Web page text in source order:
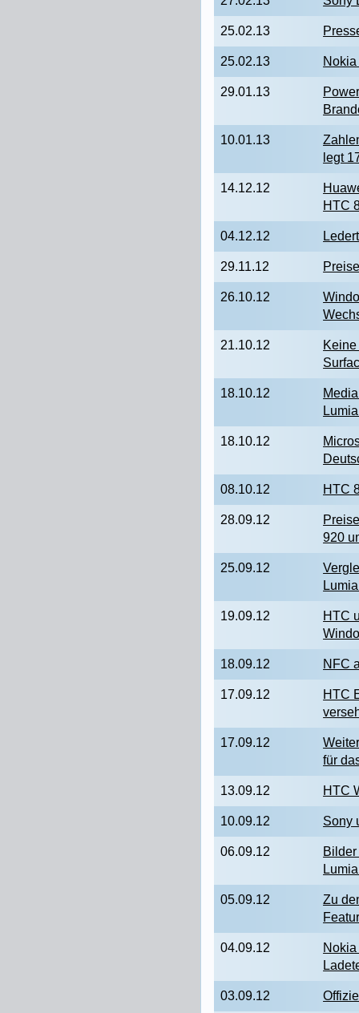
25.02.13
25.02.13
29.01.13
10.01.13
legt
14.12.12
HTC
04.12.12
29.11.12
26.10.12
21.10.12
18.10.12
18.10.12
08.10.12 HTC
28.09.12
920
25.09.12
19.09.12
HTC
18.09.12 NFC
17.09.12
HTC
17.09.12
für
13.09.12 HTC
10.09.12 Sony
06.09.12
05.09.12
Zu
04.09.12
03.09.12